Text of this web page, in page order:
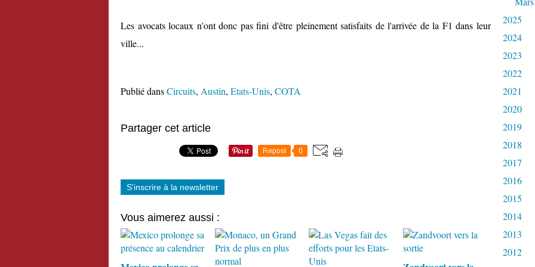
Les avocats locaux n'ont donc pas fini d'être pleinement satisfaits de l'arrivée de la F1 dans leur
ville...
Publié dansCircuits, Austin, Etats-Unis, COTA
Partager cet article
Repost 0
S'inscrire à la newsletter
Vous aimerez aussi :
2025
2024
2023
2022
2021
2020
2019
2018
2017
2016
2015
2014
2013
2012